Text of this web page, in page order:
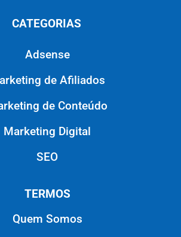
CATEGORIAS
Adsense
de Afiliados
de Conteúdo
Marketing Digital
SEO
TERMOS
Quem Somos